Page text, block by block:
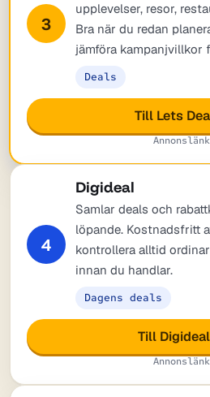
3
upplevelser, resor,
Bra när du redan
jämföra kampanjvillkor
Deals
Till Lets
Annonslänk
4
Digideal
Samlar deals och
löpande. Kostnadsfritt
kontrollera alltid
innan du handlar.
Dagens deals
Till
Annonslänk